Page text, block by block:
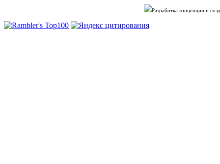
Разработка концепции и